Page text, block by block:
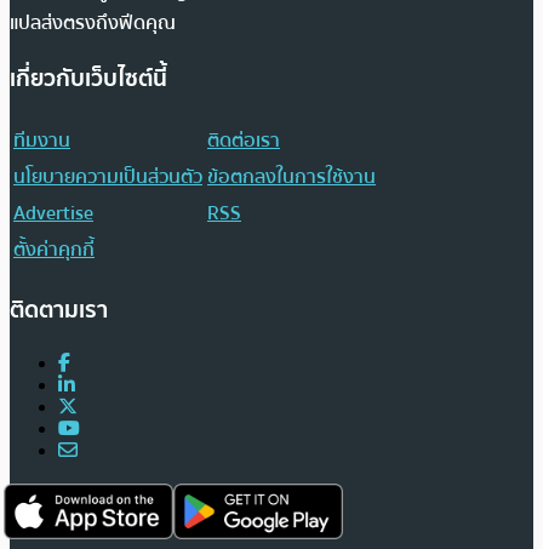
แปลส่งตรงถึงฟีดคุณ
เกี่ยวกับเว็บไซต์นี้
ทีมงาน
ติดต่อเรา
นโยบายความเป็นส่วนตัวข้อตกลงในการใช้งาน
Advertise
RSS
ตั้งค่าคุกกี้
ติดตามเรา